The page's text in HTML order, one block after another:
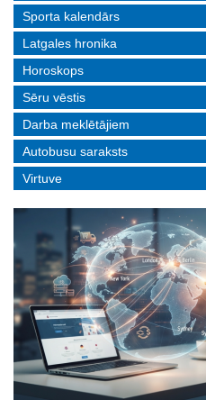
Sporta kalendārs
Latgales hronika
Horoskops
Sēru vēstis
Darba meklētājiem
Autobusu saraksts
Virtuve